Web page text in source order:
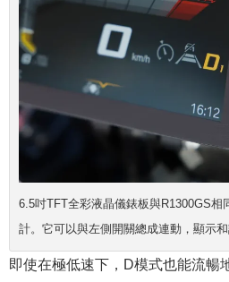
6.5吋TFT全彩液晶儀錶板與R1300GS相
計。它可以與左側開關總成連動，顯示和
即使在極低速下，D模式也能流暢